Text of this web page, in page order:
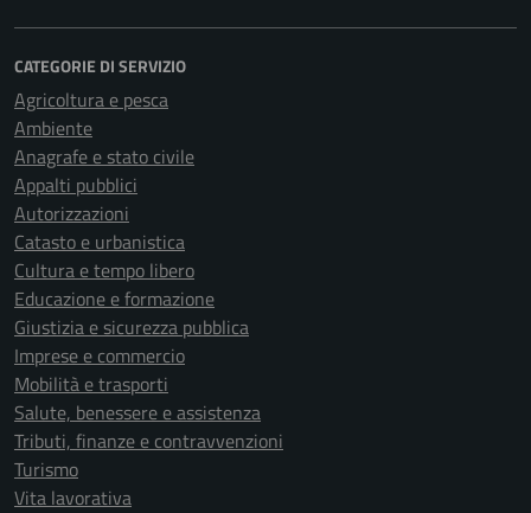
CATEGORIE DI SERVIZIO
Agricoltura e pesca
Ambiente
Anagrafe e stato civile
Appalti pubblici
Autorizzazioni
Catasto e urbanistica
Cultura e tempo libero
Educazione e formazione
Giustizia e sicurezza pubblica
Imprese e commercio
Mobilità e trasporti
Salute, benessere e assistenza
Tributi, finanze e contravvenzioni
Turismo
Vita lavorativa